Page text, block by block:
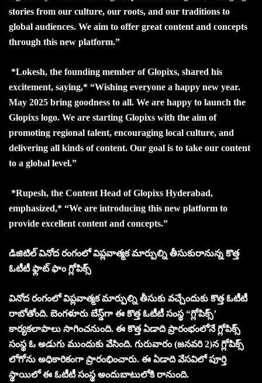
stories from our culture, our roots, and our traditions to
global audiences. We aim to offer great content and concepts
through this new platform.”
*Lokesh, the founding member of Glopixs, shared his
excitement, saying,* “Wishing everyone a happy new year.
May 2025 bring goodness to all. We are happy to launch the
Glopixs logo. We are starting Glopixs with the aim of
promoting regional talent, encouraging local culture, and
delivering all kinds of content. Our goal is to take our content
to a global level.”
*Rupesh, the Content Head of Glopixs Hyderabad,
emphasized,* “We are introducing this new platform to
provide excellent content and concepts.”
డిజిటిల్ వినోద రంగంలో విప్లవాత్మక మార్పుల్ని తీసుకురానున్న కొత్త
ఓటీటీ ఫ్లాట్ ఫాం గ్లోపిక్స్
వినోద రంగంలో విప్లవాత్మక మార్పుల్ని తీసుకు వచ్చేందుకు కొత్త ఓటీటీ
రాబోతోంది. బెంగళూరు బేస్డ్‌గా ఈ కొత్త ఓటీటీ సంస్థ “గ్లోపిక్స్’
కార్యకలాపాలు సాగించనుంది. ఈ కొత్త ఏడాది ప్రారంభంలోనే గ్లోపిక్స్
సంస్థ ఓ అడుగు ముందుకు వేసింది. గురువారం (జనవరి 2)న గ్లోపిక్స్‌
లోగోను అధికారికంగా ప్రారంభించారు. ఈ ఏడాది వేసవిలో పూర్తి
స్థాయిలో ఈ ఓటీటీ సంస్థ అందుబాటులోకి రానుంది.